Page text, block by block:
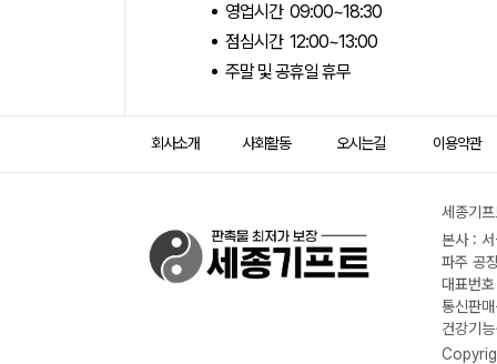
영업시간 09:00~18:30
점심시간 12:00~13:00
주말 및 공휴일 휴무
회사소개 사회활동 오시는길 이용약관
세종기
본사 :
파주 공
대표번
통신판
건강기